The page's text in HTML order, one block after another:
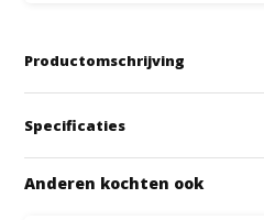
Productomschrijving
Specificaties
Anderen kochten ook